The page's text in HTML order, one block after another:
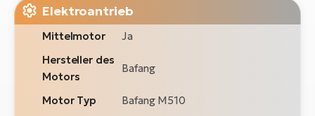
Elektroantrieb
Mittelmotor
Ja
Hersteller des
Motors
Bafang
Motor Typ
Bafang M510